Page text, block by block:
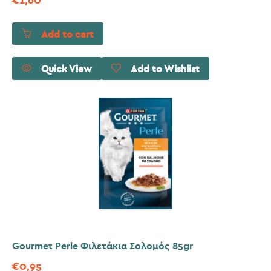
Add to cart
Quick View Add to Wishlist
Gourmet Perle Φιλετάκια Σολομός 85gr
€0,95